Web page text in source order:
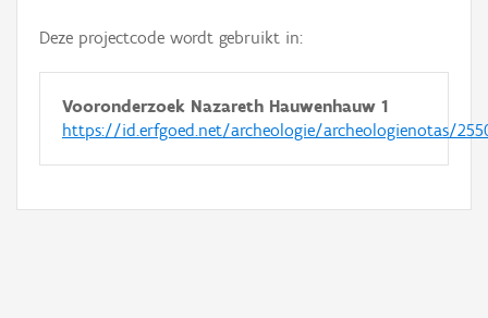
Deze projectcode wordt gebruikt in:
Vooronderzoek Nazareth Hauwenhauw 1
https://id.erfgoed.net/archeologie/archeologienotas/